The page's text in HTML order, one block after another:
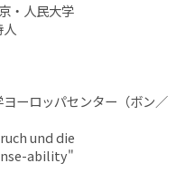
・人民大学
人
ーロッパセンター（ボン／
und die
ability"